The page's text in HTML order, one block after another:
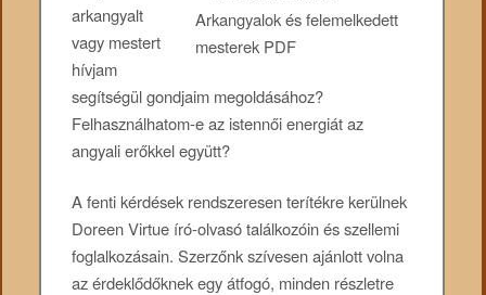
arkangyalt
vagy mestert
hívjam
segítségül gondjaim megoldásához?
Felhasználhatom-e az istennői energiát az
angyali erőkkel együtt?
A fenti kérdések rendszeresen terítékre kerülnek
Doreen Virtue író-olvasó találkozóin és szellemi
foglalkozásain. Szerzőnk szívesen ajánlott volna
az érdeklődőknek egy átfogó, minden részletre